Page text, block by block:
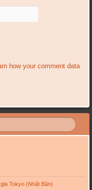
how your comment data
Tokyo (Nhật Bản)